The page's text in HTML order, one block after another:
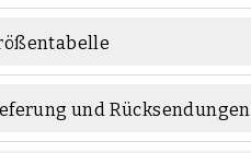
und Rücksendungen